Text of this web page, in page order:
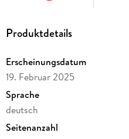
Produktdetails
Erscheinungsdatum
19. Februar 2025
Sprache
deutsch
Seitenanzahl